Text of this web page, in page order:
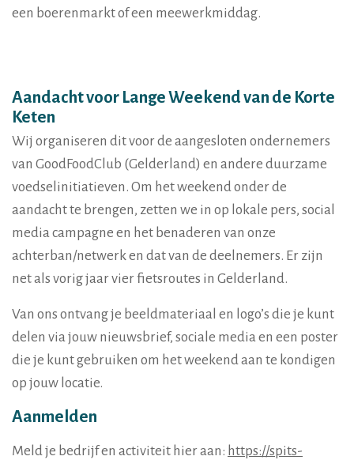
een boerenmarkt of een meewerkmiddag.
Aandacht voor Lange Weekend van de Korte
Keten
Wij organiseren dit voor de aangesloten ondernemers
van GoodFoodClub (Gelderland) en andere duurzame
voedselinitiatieven. Om het weekend onder de
aandacht te brengen, zetten we in op lokale pers, social
media campagne en het benaderen van onze
achterban/netwerk en dat van de deelnemers. Er zijn
net als vorig jaar vier fietsroutes in Gelderland.
Van ons ontvang je beeldmateriaal en logo’s die je kunt
delen via jouw nieuwsbrief, sociale media en een poster
die je kunt gebruiken om het weekend aan te kondigen
op jouw locatie.
Aanmelden
Meld je bedrijf en activiteit hier aan: https://spits-